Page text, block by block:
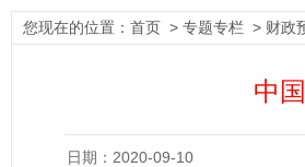
您现在的位置： 首页 > 专题专栏 > 财政
中
日期：2020-09-10